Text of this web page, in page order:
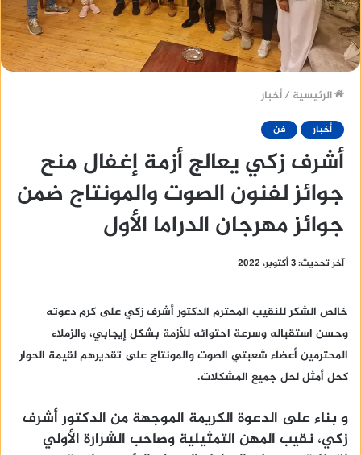
الرئيسية /أخبار
أخبار فن
أشرف زكي يعالج أزمة إغفال منح
جوائز لفنون الصوت والمونتاج ضمن
جوائز مهرجان الدراما الأول
آخر تحديث: 3 أكتوبر، 2022
خالص الشكر للنقيب المحترم الدكتور أشرف زكي على كرم دعوته
وحسن استقباله وسرعة احتوائه للأزمة بشكل إيجابي، والزملاء
المحترمين أعضاء شعبتي الصوت والمونتاج على تقديرهم لقيمة الحوار
كحل أمثل لحل جميع المشكلات.
و بناء على الدعوة الكريمة الموجهة من الدكتور أشرف
زكي، نقيب المهن التمثيلية وصاحب الشرارة الأولي